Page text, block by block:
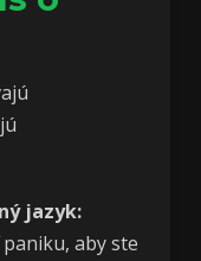
jazyk:
aby ste